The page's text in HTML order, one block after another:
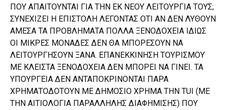
ΠΟΥ ΑΠΑΙΤΟΥΝΤΑΙ ΓΙΑ ΤΗΝ ΕΚ ΝΕΟΥ ΛΕΙΤΟΥΡΓΙΑ ΤΟΥΣ;
ΣΥΝΕΧΙΖΕΙ Η ΕΠΙΣΤΟΛΗ ΛΕΓΟΝΤΑΣ ΟΤΙ ΑΝ ΔΕΝ ΛΥΘΟΥΝ
ΑΜΕΣΑ ΤΑ ΠΡΟΒΛΗΜΑΤΑ ΠΟΛΛΑ ΞΕΝΟΔΟΧΕΙΑ ΙΔΙΩΣ
ΟΙ ΜΙΚΡΕΣ ΜΟΝΑΔΕΣ ΔΕΝ ΘΑ ΜΠΟΡΕΣΟΥΝ ΝΑ
ΛΕΙΤΟΥΡΓΗΣΟΥΝ ΞΑΝΑ. ΕΠΑΝΕΚΚΙΝΗΣΗ ΤΟΥΡΙΣΜΟΥ
ΜΕ ΚΛΕΙΣΤΑ ΞΕΝΟΔΟΧΕΙΑ ΔΕΝ ΜΠΟΡΕΙ ΝΑ ΓΙΝΕΙ. ΤΑ
ΥΠΟΥΡΓΕΙΑ ΔΕΝ ΑΝΤΑΠΟΚΡΙΝΟΝΤΑΙ ΠΑΡΑ
ΧΡΗΜΑΤΟΔΟΤΟΥΝ ΜΕ ΔΗΜΟΣΙΟ ΧΡΗΜΑ ΤΗΝ TUI (ΜΕ
ΤΗΝ ΑΙΤΙΟΛΟΓΙΑ ΠΑΡΑΛΛΗΛΗΣ ΔΙΑΦΗΜΙΣΗΣ) ΠΟΥ